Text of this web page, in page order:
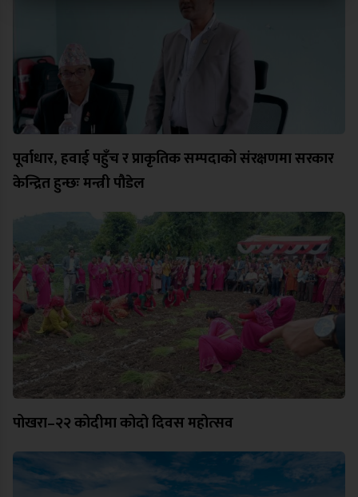
पूर्वाधार, हवाई पहुँच र प्राकृतिक सम्पदाको संरक्षणमा सरकार
केन्द्रित हुन्छः मन्त्री पौडेल
पोखरा–२२ कोदीमा कोदो दिवस महोत्सव